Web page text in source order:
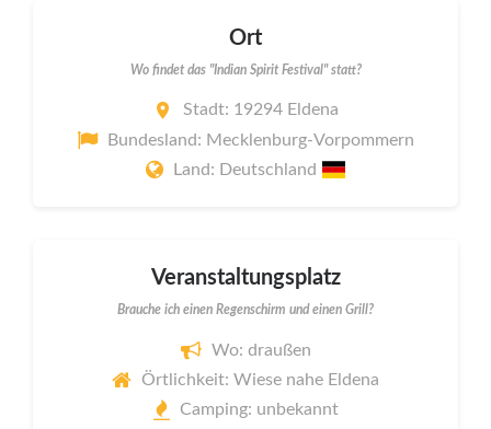
Ort
Wo findet das "Indian Spirit Festival" statt?
Stadt: 19294 Eldena
Bundesland: Mecklenburg-Vorpommern
Land: Deutschland
Veranstaltungsplatz
Brauche ich einen Regenschirm und einen Grill?
Wo: draußen
Örtlichkeit: Wiese nahe Eldena
Camping: unbekannt